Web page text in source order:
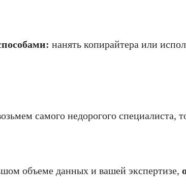
нанять копирайтера или
самого недорогого специалиста,
объеме данных и вашей экспертизе,